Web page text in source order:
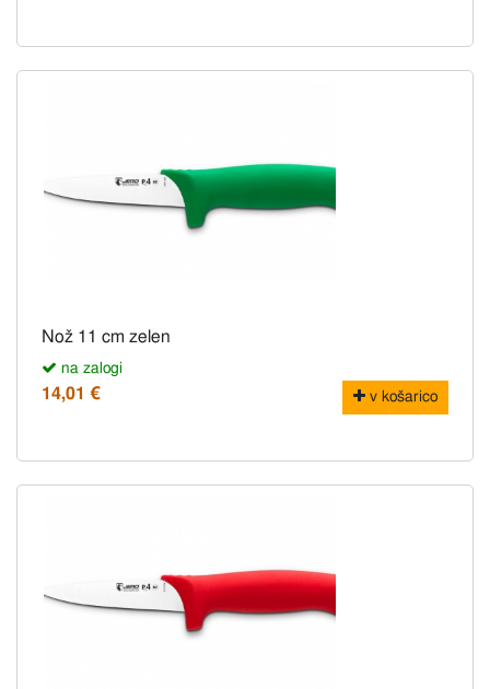
Nož 11 cm zelen
na zalogi
14,01 € v košarico